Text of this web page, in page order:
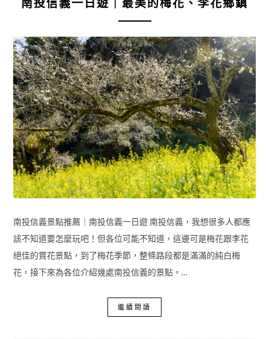
南投信義一日遊｜最美的梅花、李花鄉鎮
南投信義景點推薦｜南投信義一日遊 南投信義，我想很多人都應
該不知道要怎麼玩吧！但各位可能不知道，這邊可是梅花跟李花
絕佳的賞花景點，到了梅花季節，整條路段都是滿滿的純白梅
花，接下來為各位介紹幾處南投信義的景點。…
繼續閱讀